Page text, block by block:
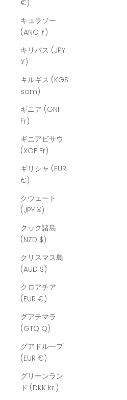
€)
キュラソー
(ANG ƒ)
キリバス (JPY
¥)
キルギス (KGS
som)
ギニア (GNF
Fr)
ギニアビサウ
(XOF Fr)
ギリシャ (EUR
€)
クウェート
(JPY ¥)
クック諸島
(NZD $)
クリスマス島
(AUD $)
クロアチア
(EUR €)
グアテマラ
(GTQ Q)
グアドループ
(EUR €)
グリーンラン
ド (DKK kr.)